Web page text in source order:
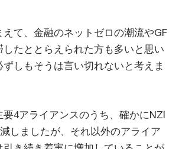
て、金融のネットゼロの潮流やGF
たととらえられた方も多いと思い
ずしもそうは言い切れないと考えま
4アライアンスのうち、確かにNZI
しましたが、それ以外のアライア